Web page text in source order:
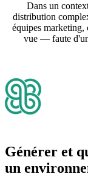
Dans un
distribution
équipes marketing,
vue — faute
Générer et
un